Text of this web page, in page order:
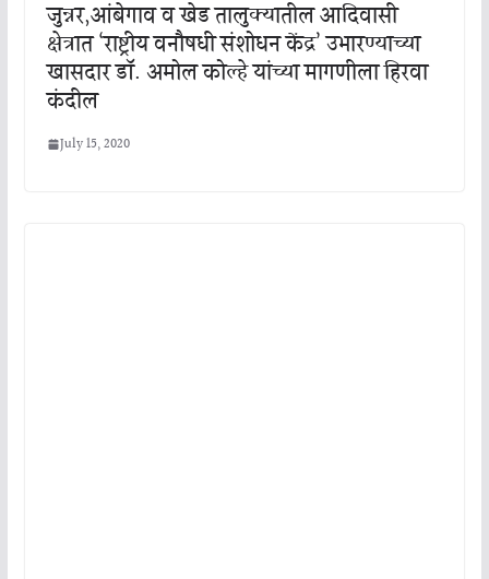
जुन्नर,आंबेगाव व खेड तालुक्यातील आदिवासी
क्षेत्रात ‘राष्ट्रीय वनौषधी संशोधन केंद्र’ उभारण्याच्या
खासदार डॉ. अमोल कोल्हे यांच्या मागणीला हिरवा
कंदील
July 15, 2020